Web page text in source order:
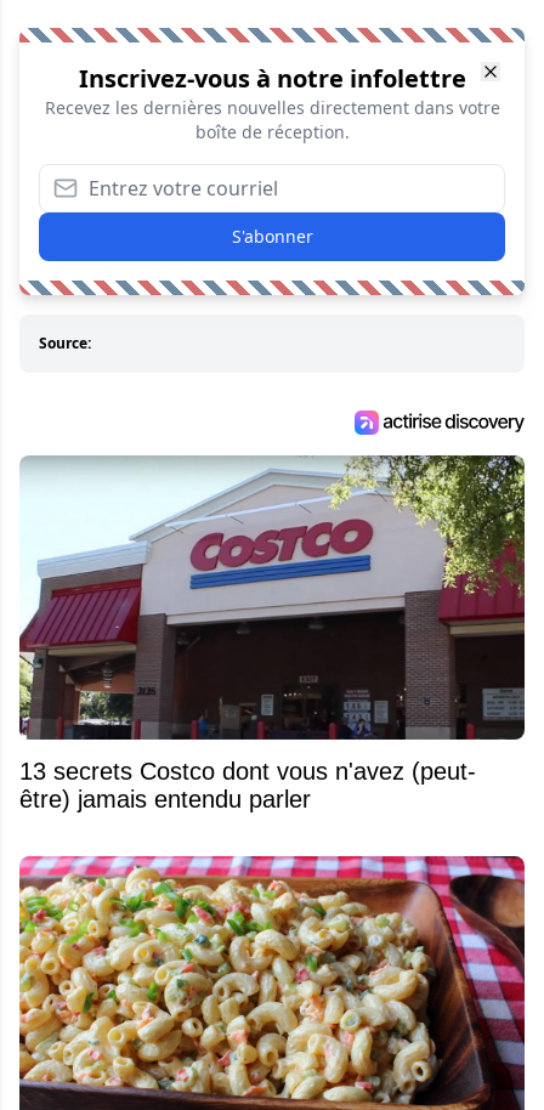
Inscrivez-vous à notre infolettre
Recevez les dernières nouvelles directement dans votre
boîte de réception.
S'abonner
Source:
13 secrets Costco dont vous n'avez (peut-
être) jamais entendu parler